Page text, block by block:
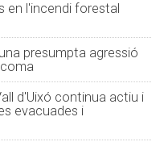
en l'incendi forestal
presumpta agressió
d'Uixó continua actiu i
evacuades i